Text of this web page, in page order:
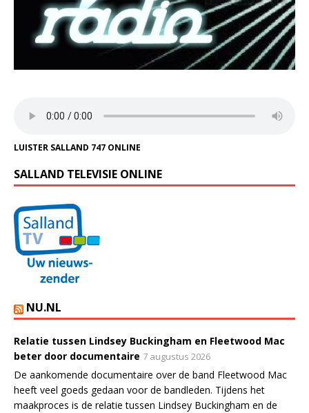
LUISTER SALLAND 747 ONLINE
SALLAND TELEVISIE ONLINE
NU.NL
Relatie tussen Lindsey Buckingham en Fleetwood Mac
beter door documentaire 7 augustus 2026
De aankomende documentaire over de band Fleetwood Mac
heeft veel goeds gedaan voor de bandleden. Tijdens het
maakproces is de relatie tussen Lindsey Buckingham en de